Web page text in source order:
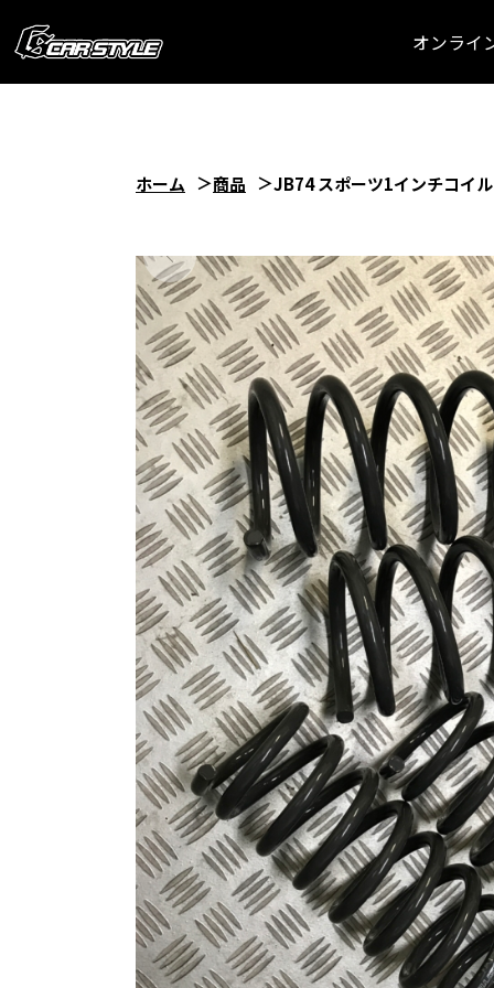
オンライ
ホーム 商品 JB74 スポーツ1インチコイル